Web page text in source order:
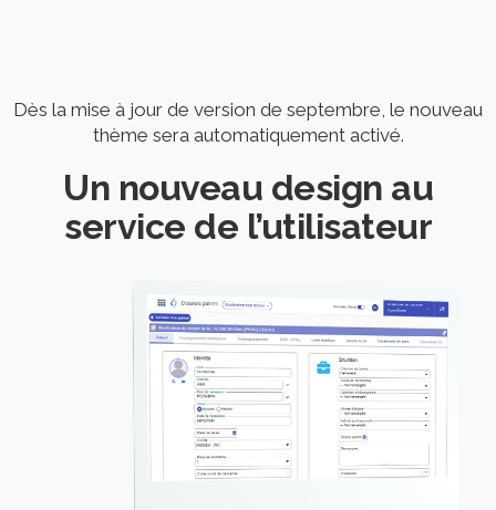
Dès la mise à jour de version de septembre, le nouveau
thème sera automatiquement activé.
Un nouveau design au
service de l’utilisateur